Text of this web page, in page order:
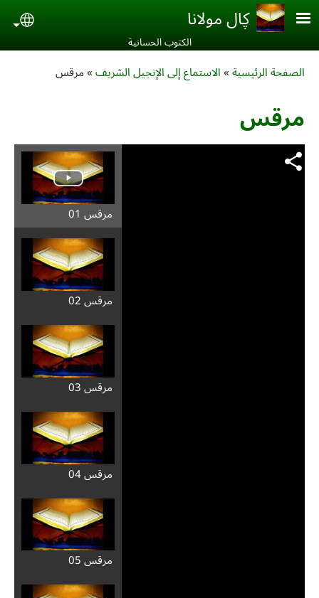
Skip to main content
ڮال مولانا
الكتوب الحسانية‎
Breadcrumb
الصفحة الرئيسية الاستماع إلى الإنجيل الشريف مرقس
مرقس
مرقس 01
مرقس 02
مرقس 03
مرقس 04
مرقس 05